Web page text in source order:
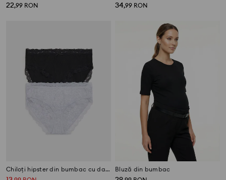
22,99 RON 34,99 RON
Chiloți hipster din bumbac cu dantelă 2 seturi Bluză din bumbac